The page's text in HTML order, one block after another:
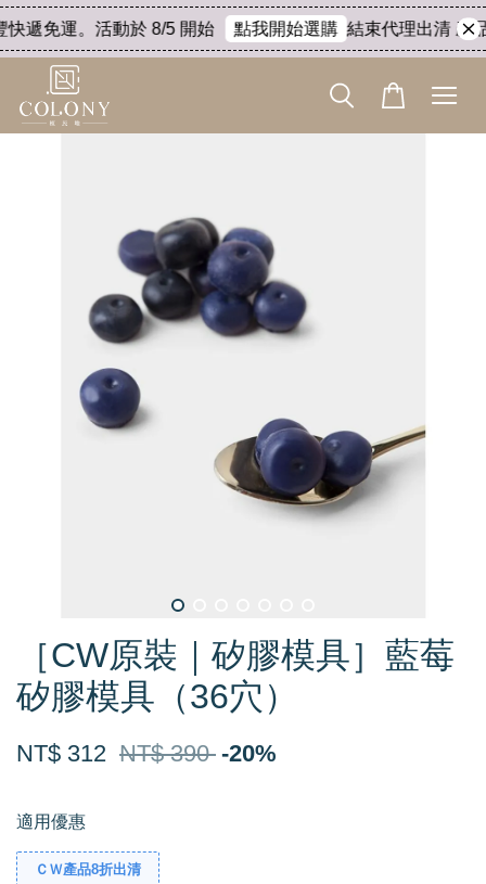
遞免運。活動於 8/5 開始 點我開始選購 結束代理出清 產
［CW原裝｜矽膠模具］藍莓
矽膠模具（36穴）
NT$ 312 NT$ 390 -20%
適用優惠
ＣＷ產品8折出清